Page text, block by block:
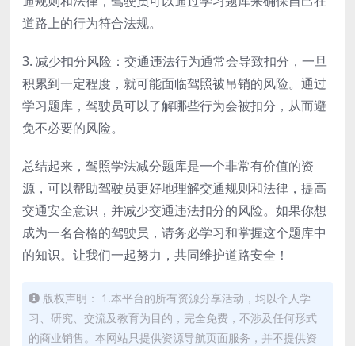
道路上的行为符合法规。
3. 减少扣分风险：交通违法行为通常会导致扣分，一旦
积累到一定程度，就可能面临驾照被吊销的风险。通过
学习题库，驾驶员可以了解哪些行为会被扣分，从而避
免不必要的风险。
总结起来，驾照学法减分题库是一个非常有价值的资
源，可以帮助驾驶员更好地理解交通规则和法律，提高
交通安全意识，并减少交通违法扣分的风险。如果你想
成为一名合格的驾驶员，请务必学习和掌握这个题库中
的知识。让我们一起努力，共同维护道路安全！
版权声明： 1.本平台的所有资源分享活动，均以个人学
习、研究、交流及教育为目的，完全免费，不涉及任何形式
的商业销售。本网站只提供资源导航页面服务，并不提供资